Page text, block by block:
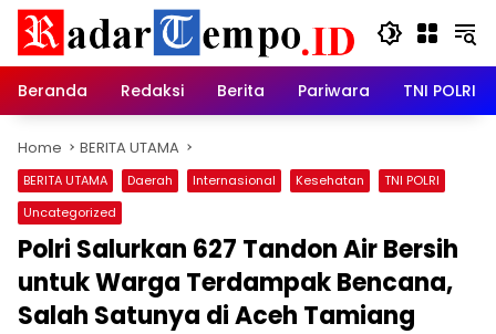
Skip
content
Beranda
Redaksi Berita Pariwara TNI POLRI
Home BERITA UTAMA
BERITA UTAMA Daerah Internasional Kesehatan
TNI POLRI
Uncategorized
Polri Salurkan 627 Tandon Air Bersih
untuk Warga Terdampak Bencana,
Salah Satunya di Aceh Tamiang